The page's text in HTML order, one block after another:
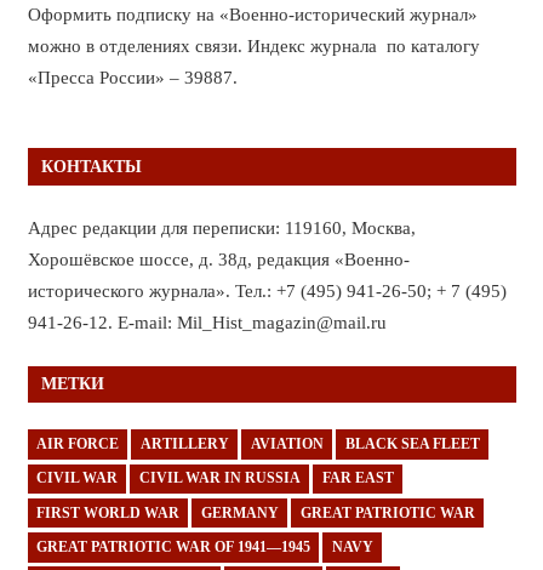
Оформить подписку на «Военно-исторический журнал»
можно в отделениях связи. Индекс журнала по каталогу
«Пресса России» – 39887.
КОНТАКТЫ
Адрес редакции для переписки: 119160, Москва,
Хорошёвское шоссе, д. 38д, редакция «Военно-
исторического журнала». Тел.: +7 (495) 941-26-50; + 7 (495)
941-26-12. E-mail: Mil_Hist_magazin@mail.ru
МЕТКИ
AIR FORCE ARTILLERY AVIATION BLACK SEA FLEET
CIVIL WAR CIVIL WAR IN RUSSIA FAR EAST
FIRST WORLD WAR GERMANY GREAT PATRIOTIC WAR
GREAT PATRIOTIC WAR OF 1941—1945 NAVY